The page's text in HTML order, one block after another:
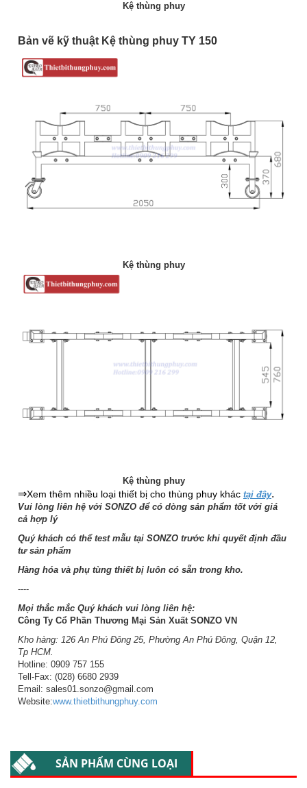
Kệ thùng phuy
Bản vẽ kỹ thuật Kệ thùng phuy TY 150
Kệ thùng phuy
Kệ thùng phuy
⇒Xem thêm nhiều loại thiết bị cho thùng phuy khác tại đây.
Vui lòng liên hệ với SONZO để có dòng sản phẩm tốt với giá
cả hợp lý
Quý khách có thể test mẫu tại SONZO trước khi quyết định đầu
tư sản phẩm
Hàng hóa và phụ tùng thiết bị luôn có sẵn trong kho.
----
Mọi thắc mắc Quý khách vui lòng liên hệ:
Công Ty Cổ Phần Thương Mại Sản Xuất SONZO VN
Kho hàng: 126 An Phú Đông 25, Phường An Phú Đông, Quận 12,
Tp HCM.
Hotline: 0909 757 155
Tell-Fax: (028) 6680 2939
Email: sales01.sonzo@gmail.com
Website:www.thietbithungphuy.com
SẢN PHẨM CÙNG LOẠI